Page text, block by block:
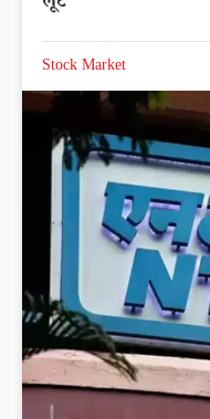
Stock Market